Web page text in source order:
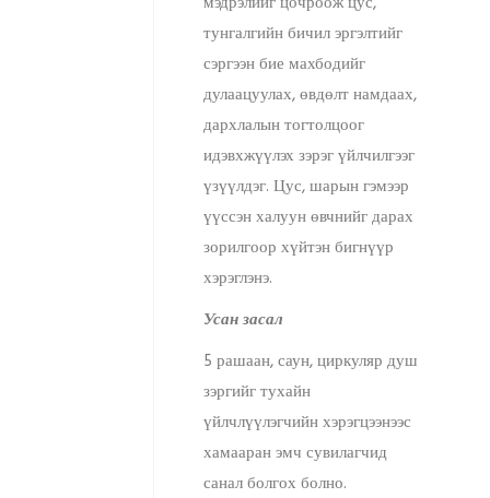
тунгалгийн бичил эргэлтийг
сэргээн бие махбодийг
дулаацуулах, өвдөлт намдаах,
дархлалын тогтолцоог
идэвхжүүлэх зэрэг үйлчилгээг
үзүүлдэг. Цус, шарын гэмээр
үүссэн халуун өвчнийг дарах
зорилгоор хүйтэн бигнүүр
хэрэглэнэ.
Усан засал
5 рашаан, саун, циркуляр душ
зэргийг тухайн
үйлчлүүлэгчийн хэрэгцээнээс
хамааран эмч сувилагчид
санал болгох болно.